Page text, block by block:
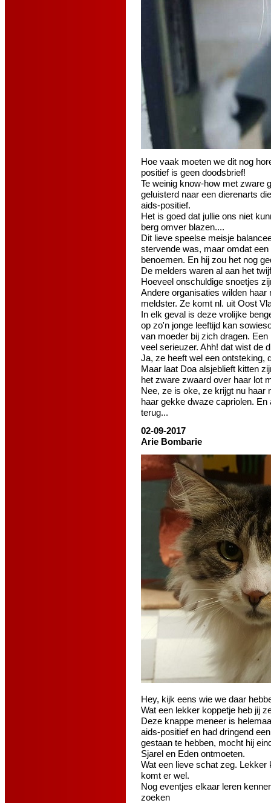
Hoe vaak moeten we dit nog
positief is geen doodsbrief!
Te weinig know-how met zware
geluisterd naar een dierenarts
aids-positief.
Het is goed dat jullie ons niet
berg omver blazen....
Dit lieve speelse meisje
stervende was, maar omdat
benoemen. En hij zou het nog
De melders waren al aan het
Hoeveel onschuldige snoetjes
Andere organisaties wilden
meldster. Ze komt nl. uit Oost
In elk geval is deze vrolijke
op zo'n jonge leeftijd kan
van moeder bij zich dragen.
veel serieuzer. Ahh! dat wist de
Ja, ze heeft wel een ontsteking,
Maar laat Doa alsjeblieft kitten
het zware zwaard over haar lot
Nee, ze is oke, ze krijgt nu haar
haar gekke dwaze capriolen.
terug...
02-09-2017
Arie Bombarie
Hey, kijk eens wie we daar
Wat een lekker koppetje heb jij
Deze knappe meneer is
aids-positief en had dringend
gestaan te hebben, mocht hij
Sjarel en Eden ontmoeten.
Wat een lieve schat zeg. Lekker
komt er wel.
Nog eventjes elkaar leren
zoeken